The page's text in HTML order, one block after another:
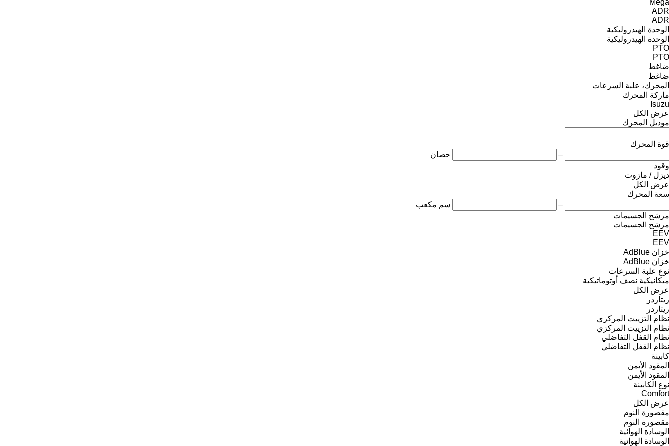
Mega
ADR
ADR
الوحدة الهيدروليكية
الوحدة الهيدروليكية
PTO
PTO
ضاغط
ضاغط
المحرك، علبة السرعات
ماركة المحرك
Isuzu
عرض الكل
موديل المحرك
قوة المحرك
–
حصان
وقود
ديزل / مازوت
عرض الكل
سعة المحرك
–
سم مكعب
مرشح الجسيمات
مرشح الجسيمات
EEV
EEV
خزان AdBlue
خزان AdBlue
نوع علبة السرعات
ميكانيكية نصف أوتوماتيكية
عرض الكل
ريتاردر
ريتاردر
نظام التزييت المركزي
نظام التزييت المركزي
نظام القفل التفاضلي
نظام القفل التفاضلي
كابينة
المقود الأيمن
المقود الأيمن
نوع الكابينة
Comfort
عرض الكل
مقصورة النوم
مقصورة النوم
الوسادة الهوائية
الوسادة الهوائية